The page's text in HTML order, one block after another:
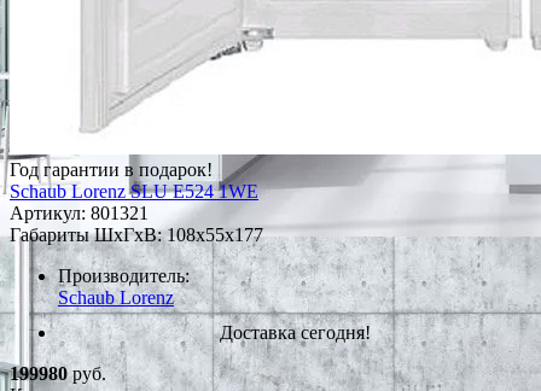
Год гарантии в подарок!
Schaub Lorenz SLU E524 1WE
Артикул: 801321
Габариты ШxГxВ: 108x55x177
Производитель:
Schaub Lorenz
Доставка сегодня!
199980руб.